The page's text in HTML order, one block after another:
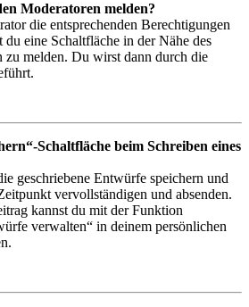
Moderatoren melden?
die entsprechenden Berechtigungen
du eine Schaltfläche in der Nähe des
zu melden. Du wirst dann durch die
Schaltfläche beim Schreiben eines
geschriebene Entwürfe speichern und
vervollständigen und absenden.
kannst du mit der Funktion
verwalten“ in deinem persönlichen